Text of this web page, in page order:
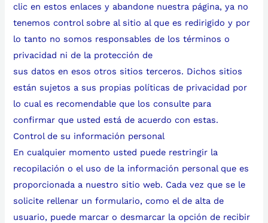
clic en estos enlaces y abandone nuestra página, ya no
tenemos control sobre al sitio al que es redirigido y por
lo tanto no somos responsables de los términos o
privacidad ni de la protección de
sus datos en esos otros sitios terceros. Dichos sitios
están sujetos a sus propias políticas de privacidad por
lo cual es recomendable que los consulte para
confirmar que usted está de acuerdo con estas.
Control de su información personal
En cualquier momento usted puede restringir la
recopilación o el uso de la información personal que es
proporcionada a nuestro sitio web. Cada vez que se le
solicite rellenar un formulario, como el de alta de
usuario, puede marcar o desmarcar la opción de recibir